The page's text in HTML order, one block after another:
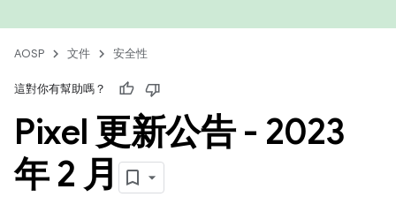
AOSP 文件 安全性
這對你有幫助嗎？
Pixel 更新公告 - 2023
年 2 月